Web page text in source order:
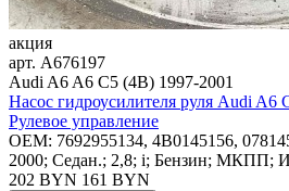
акция
арт. A676197
Audi A6 A6 C5 (4B) 1997-2001
Насос гидроусилителя руля Audi A6
Рулевое управление
OEM: 7692955134, 4B0145156,
2000; Седан.; 2,8; i; Бензин; МКПП;
202 BYN 161 BYN